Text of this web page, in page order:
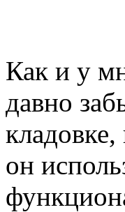
Как и у
давно
он